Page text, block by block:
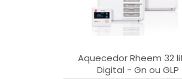
Aquecedor Rheem 32
Digital - Gn ou GLP